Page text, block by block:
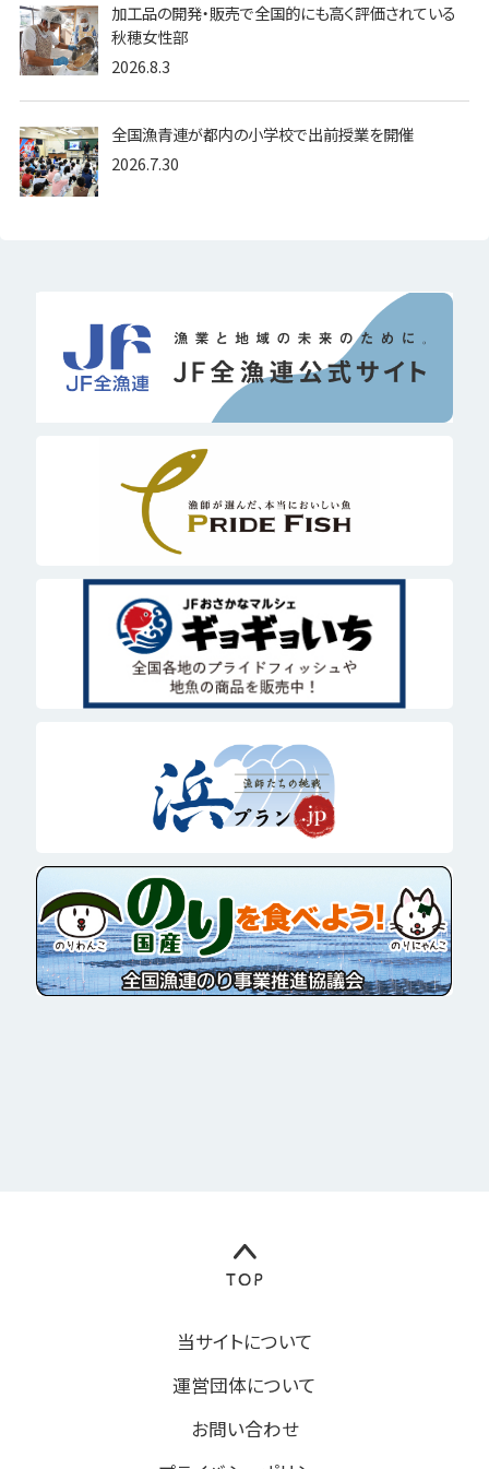
加工品の開発・販売で全国的にも高く評価されている
秋穂女性部
2026.8.3
全国漁青連が都内の小学校で出前授業を開催
2026.7.30
当サイトについて
運営団体について
お問い合わせ